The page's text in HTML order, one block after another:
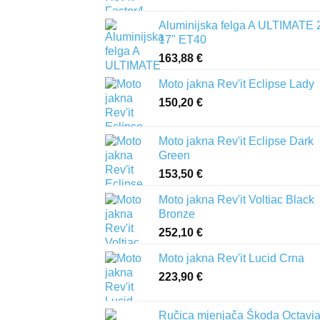
Aluminijska felga A ULTIMATE
17" ET40
163,88 €
Moto jakna Rev'it Eclipse Lady
150,20 €
Moto jakna Rev'it Eclipse Dark
Green
153,50 €
Moto jakna Rev'it Voltiac Black
Bronze
252,10 €
Moto jakna Rev'it Lucid Crna
223,90 €
Ručica mjenjača Škoda Octavia